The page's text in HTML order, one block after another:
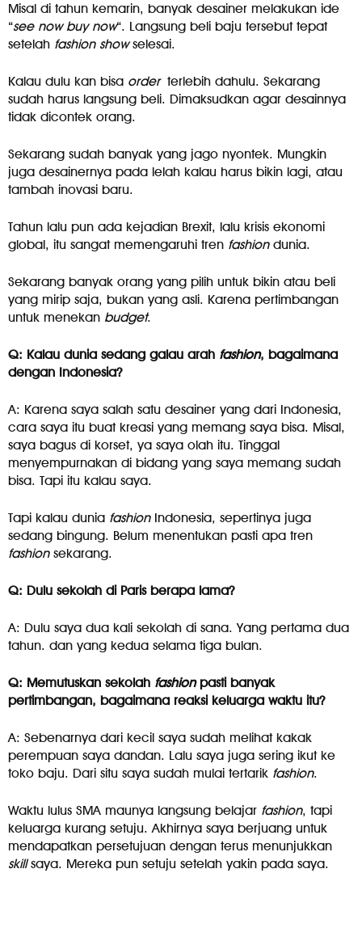
Misal di tahun kemarin, banyak desainer melakukan ide
“see now buy now“. Langsung beli baju tersebut tepat
setelah fashion showselesai.
Kalau dulu kan bisa orderterlebih dahulu. Sekarang
sudah harus langsung beli. Dimaksudkan agar desainnya
tidak dicontek orang.
Sekarang sudah banyak yang jago nyontek. Mungkin
juga desainernya pada lelah kalau harus bikin lagi, atau
tambah inovasi baru.
Tahun lalu pun ada kejadian Brexit, lalu krisis ekonomi
global, itu sangat memengaruhi tren fashiondunia.
Sekarang banyak orang yang pilih untuk bikin atau beli
yang mirip saja, bukan yang asli. Karena pertimbangan
untuk menekan budget.
Q: Kalau dunia sedang galau arah fashion, bagaimana
dengan Indonesia?
A: Karena saya salah satu desainer yang dari Indonesia,
cara saya itu buat kreasi yang memang saya bisa. Misal,
saya bagus di korset, ya saya olah itu. Tinggal
menyempurnakan di bidang yang saya memang sudah
bisa. Tapi itu kalau saya.
Tapi kalau dunia fashionIndonesia, sepertinya juga
sedang bingung. Belum menentukan pasti apa tren
fashionsekarang.
Q: Dulu sekolah di Paris berapa lama?
A: Dulu saya dua kali sekolah di sana. Yang pertama dua
tahun. dan yang kedua selama tiga bulan.
Q: Memutuskan sekolah fashionpasti banyak
pertimbangan, bagaimana reaksi keluarga waktu itu?
A: Sebenarnya dari kecil saya sudah melihat kakak
perempuan saya dandan. Lalu saya juga sering ikut ke
toko baju. Dari situ saya sudah mulai tertarik fashion.
Waktu lulus SMA maunya langsung belajar fashion, tapi
keluarga kurang setuju. Akhirnya saya berjuang untuk
mendapatkan persetujuan dengan terus menunjukkan
skillsaya. Mereka pun setuju setelah yakin pada saya.